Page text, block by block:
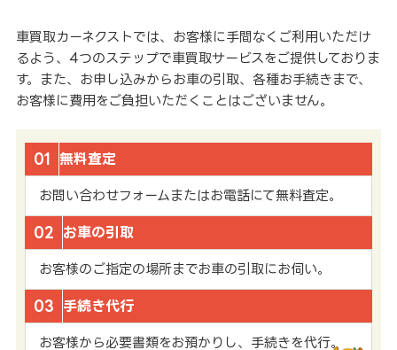
車買取カーネクストでは、お客様に手間なくご利用いただけ
るよう、4つのステップで車買取サービスをご提供しておりま
す。また、お申し込みからお車の引取、各種お手続きまで、
お客様に費用をご負担いただくことはございません。
01 無料査定
お問い合わせフォームまたはお電話にて無料査定。
02 お車の引取
お客様のご指定の場所までお車の引取にお伺い。
03 手続き代行
お客様から必要書類をお預かりし、手続きを代行。